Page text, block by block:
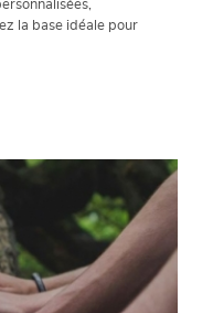
la base idéale pour